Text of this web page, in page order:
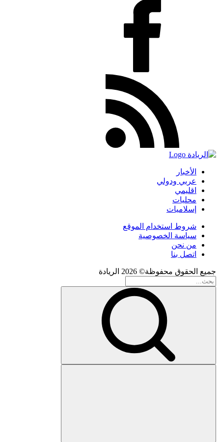
الأخبار
عربي ودولي
اقليمي
محليات
إسلاميات
شروط استخدام الموقع
سياسة الخصوصية
من نحن
اتصل بنا
جميع الحقوق محفوظة© 2026 الريادة